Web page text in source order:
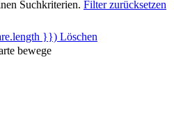
Suchkriterien. Filter zurücksetzen
}}) Löschen
bewege